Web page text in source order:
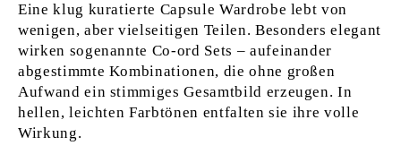
Eine klug kuratierte Capsule Wardrobe lebt von
wenigen, aber vielseitigen Teilen. Besonders elegant
wirken sogenannte Co-ord Sets – aufeinander
abgestimmte Kombinationen, die ohne großen
Aufwand ein stimmiges Gesamtbild erzeugen. In
hellen, leichten Farbtönen entfalten sie ihre volle
Wirkung.